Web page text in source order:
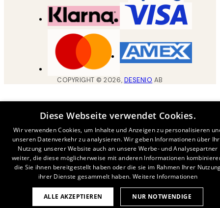
COPYRIGHT ©2026, DESENIO AB
Diese Webseite verwendet Cookies.
Wir verwenden Cookies, um Inhalte und Anzeigen zu personalisieren
unseren Datenverkehr zu analysieren. Wir geben Informationen über
Nutzung unserer Website auch an unsere Werbe- und Analysepartner
weiter, die diese möglicherweise mit anderen Informationen
die Sie ihnen bereitgestellt haben oder die sie im Rahmen Ihrer
ihrer Dienste gesammelt haben. Weitere Informationen
ALLE AKZEPTIEREN NUR NOTWENDIGE